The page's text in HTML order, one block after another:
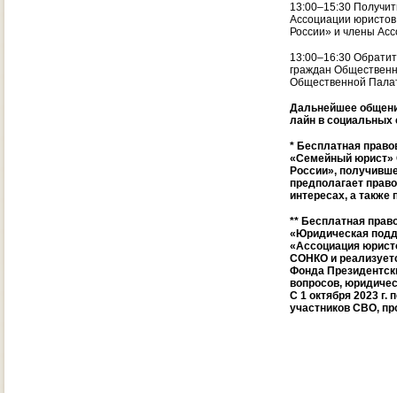
13:00–15:30
Ассоциации
России» и члены
13:00–16:30
граждан
Общественной
Дальнейшее
лайн в социальных
* Бесплатная
«Семейный юрист»
России»,
предполагает
интересах, а также
** Бесплатная
«Юридическая
«Ассоциация
СОНКО и
Фонда
вопросов,
С 1 октября 2023 г.
участников СВО,